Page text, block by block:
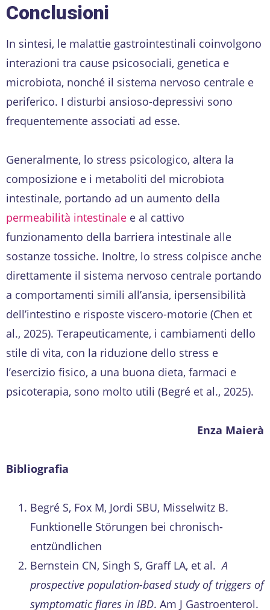
Conclusioni
In sintesi, le malattie gastrointestinali coinvolgono
interazioni tra cause psicosociali, genetica e
microbiota, nonché il sistema nervoso centrale e
periferico. I disturbi ansioso-depressivi sono
frequentemente associati ad esse.
Generalmente, lo stress psicologico, altera la
composizione e i metaboliti del microbiota
intestinale, portando ad un aumento della
permeabilità intestinale e al cattivo
funzionamento della barriera intestinale alle
sostanze tossiche. Inoltre, lo stress colpisce anche
direttamente il sistema nervoso centrale portando
a comportamenti simili all’ansia, ipersensibilità
dell’intestino e risposte viscero-motorie (Chen et
al., 2025). Terapeuticamente, i cambiamenti dello
stile di vita, con la riduzione dello stress e
l’esercizio fisico, a una buona dieta, farmaci e
psicoterapia, sono molto utili (Begré et al., 2025).
Enza Maierà
Bibliografia
Begré S, Fox M, Jordi SBU, Misselwitz B.
Funktionelle Störungen bei chronisch-
entzündlichen
Bernstein CN, Singh S, Graff LA, et al.A
prospective population-based study of triggers of
symptomatic flares in IBD. Am J Gastroenterol.